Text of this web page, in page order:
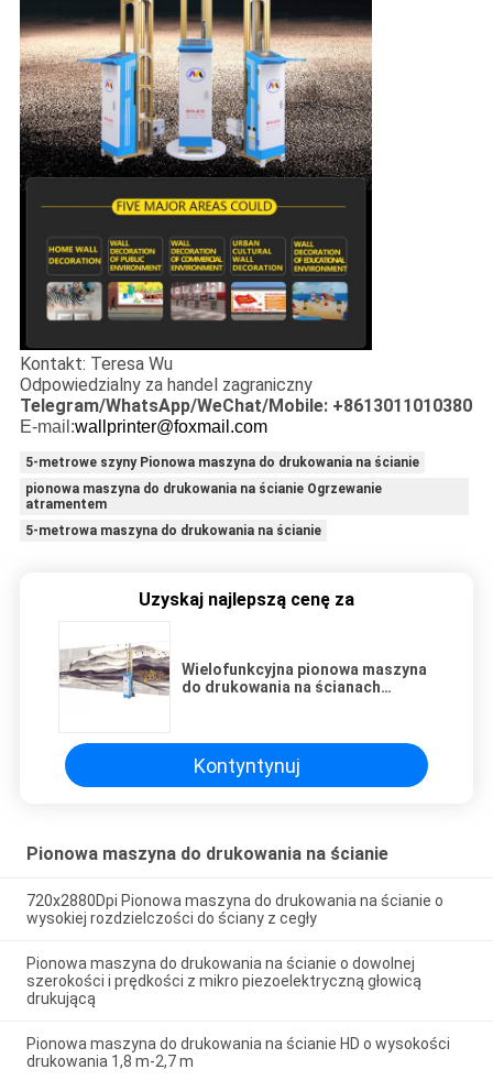
Kontakt: Teresa Wu
Odpowiedzialny za handel zagraniczny
Telegram/WhatsApp/WeChat/Mobile: +8613011010380
E-mail:wallprinter@foxmail.com
5-metrowe szyny Pionowa maszyna do drukowania na ścianie
pionowa maszyna do drukowania na ścianie Ogrzewanie
atramentem
5-metrowa maszyna do drukowania na ścianie
Uzyskaj najlepszą cenę za
Wielofunkcyjna pionowa maszyna
do drukowania na ścianach
Kontyntynuj
Pionowa maszyna do drukowania na ścianie
720x2880Dpi Pionowa maszyna do drukowania na ścianie o
wysokiej rozdzielczości do ściany z cegły
Pionowa maszyna do drukowania na ścianie o dowolnej
szerokości i prędkości z mikro piezoelektryczną głowicą
drukującą
Pionowa maszyna do drukowania na ścianie HD o wysokości
drukowania 1,8 m-2,7 m